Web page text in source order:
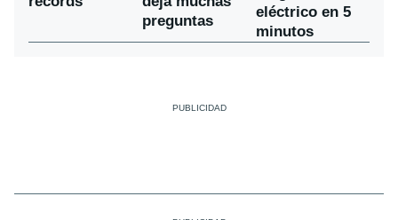
preguntas
eléctrico en 5
minutos